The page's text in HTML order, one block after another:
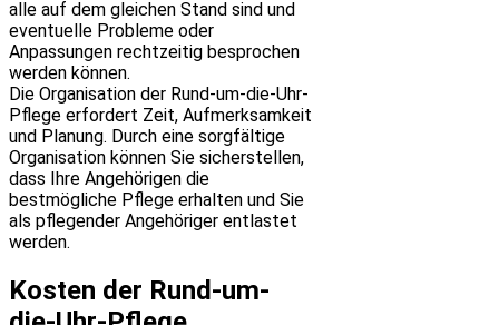
alle auf dem gleichen Stand sind und
eventuelle Probleme oder
Anpassungen rechtzeitig besprochen
werden können.
Die Organisation der Rund-um-die-Uhr-
Pflege erfordert Zeit, Aufmerksamkeit
und Planung. Durch eine sorgfältige
Organisation können Sie sicherstellen,
dass Ihre Angehörigen die
bestmögliche Pflege erhalten und Sie
als pflegender Angehöriger entlastet
werden.
Kosten der Rund-um-